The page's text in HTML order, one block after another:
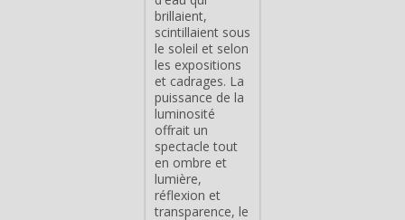
brillaient,
scintillaient sous
le soleil et selon
les expositions
et cadrages. La
puissance de la
luminosité
offrait un
spectacle tout
en ombre et
lumière,
réflexion et
transparence, le